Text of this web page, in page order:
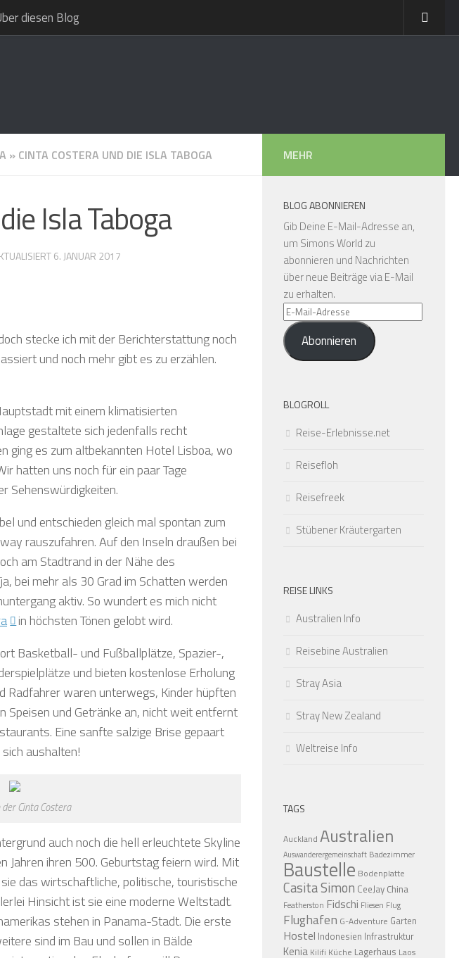
diesen Blog
» CINTA COSTERA UND DIE ISLA TABOGA
Isla Taboga
6. JANUAR 2017
stecke ich mit der Berichterstattung noch
und noch mehr gibt es zu erzählen.
mit einem klimatisierten
gestaltete sich jedenfalls recht
ging es zum altbekannten Hotel Lisboa, wo
hatten uns noch für ein paar Tage
Sehenswürdigkeiten.
und entschieden gleich mal spontan zum
rauszufahren. Auf den Inseln draußen bei
am Stadtrand in der Nähe des
bei mehr als 30 Grad im Schatten werden
aktiv. So wundert es mich nicht
in höchsten Tönen gelobt wird.
Basketball- und Fußballplätze, Spazier-,
und bieten kostenlose Erholung
Radfahrer waren unterwegs, Kinder hüpften
Speisen und Getränke an, nicht weit entfernt
Eine sanfte salzige Brise gepaart
aushalten!
Cinta Costera
auch noch die hell erleuchtete Skyline
Jahren ihren 500. Geburtstag feiern wird. Mit
das wirtschaftliche, politische, touristische
Hinsicht ist sie eine moderne Weltstadt.
stehen in Panama-Stadt. Die erste
sind im Bau und sollen in Bälde
MEHR
BLOG ABONNIEREN
Gib Deine E-Mail-Adresse an,
um Simons World zu
abonnieren und Nachrichten
über neue Beiträge via E-Mail
zu erhalten.
E-
Mail-
AdresseAbonnieren
BLOGROLL
Reise-Erlebnisse.net
Reisefloh
Reisefreek
Stübener Kräutergarten
REISE LINKS
Australien Info
Reisebine Australien
Stray Asia
Stray New Zealand
Weltreise Info
TAGS
Auckland Australien
Auswanderergemeinschaft Badezimmer
Baustelle Bodenplatte
Casita Simon CeeJay China
Featherston Fidschi Fliesen Flug
Flughafen G-Adventure Garten
Hostel Indonesien Infrastruktur
Kenia Kilifi Küche Lagerhaus Laos